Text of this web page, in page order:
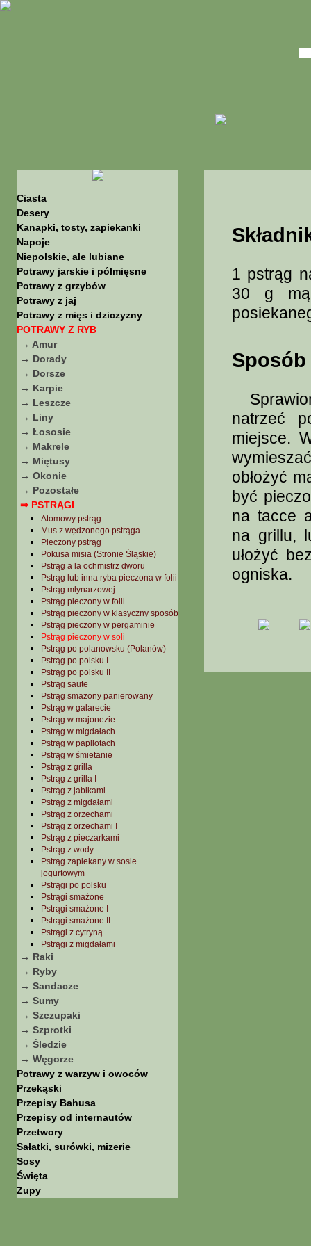
Ciasta
Desery
Kanapki, tosty, zapiekanki
Napoje
Niepolskie, ale lubiane
Potrawy jarskie i półmięsne
Potrawy z grzybów
Potrawy z jaj
Potrawy z mięs i dziczyzny
POTRAWY Z RYB
→ Amur
→ Dorady
→ Dorsze
→ Karpie
→ Leszcze
→ Liny
→ Łososie
→ Makrele
→ Miętusy
→ Okonie
→ Pozostałe
⇒ PSTRĄGI
Atomowy pstrąg
Mus z wędzonego pstrąga
Pieczony pstrąg
Pokusa misia (Stronie Śląskie)
Pstrąg a la ochmistrz dworu
Pstrąg lub inna ryba pieczona w folii
Pstrąg młynarzowej
Pstrąg pieczony w folii
Pstrąg pieczony w klasyczny sposób
Pstrąg pieczony w pergaminie
Pstrąg pieczony w soli
Pstrąg po polanowsku (Polanów)
Pstrąg po polsku I
Pstrąg po polsku II
Pstrąg saute
Pstrąg smażony panierowany
Pstrąg w galarecie
Pstrąg w majonezie
Pstrąg w migdałach
Pstrąg w papilotach
Pstrąg w śmietanie
Pstrąg z grilla
Pstrąg z grilla I
Pstrąg z jabłkami
Pstrąg z migdałami
Pstrąg z orzechami
Pstrąg z orzechami I
Pstrąg z pieczarkami
Pstrąg z wody
Pstrąg zapiekany w sosie
jogurtowym
Pstrągi po polsku
Pstrągi smażone
Pstrągi smażone I
Pstrągi smażone II
Pstrągi z cytryną
Pstrągi z migdałami
→ Raki
→ Ryby
→ Sandacze
→ Sumy
→ Szczupaki
→ Szprotki
→ Śledzie
→ Węgorze
Potrawy z warzyw i owoców
Przekąski
Przepisy Bahusa
Przepisy od internautów
Przetwory
Sałatki, surówki, mizerie
Sosy
Święta
Zupy
1 pstrąg
30 g
natrzeć
miejsce.
obłożyć
być
na tacce
na grillu,
ułożyć
ogniska.